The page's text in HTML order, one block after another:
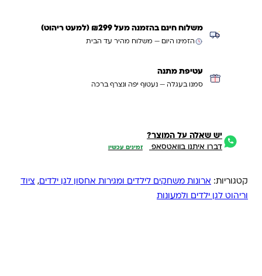
משלוח חינם בהזמנה מעל ₪299 (למעט ריהוט)
הזמינו היום — משלוח מהיר עד הבית
עטיפת מתנה
סמנו בעגלה — נעטוף יפה ונצרף ברכה
יש שאלה על המוצר?
דברו איתנו בוואטסאפ זמינים עכשיו
קטגוריות: ארונות משחקים לילדים ומגירות אחסון לגן ילדים, ציוד
וריהוט לגן ילדים ולמעונות